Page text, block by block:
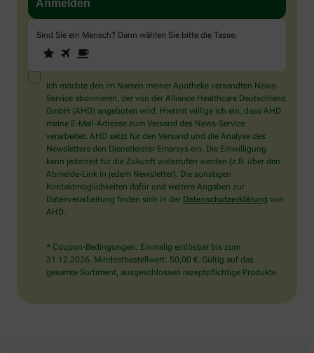
Sind Sie ein Mensch? Dann wählen Sie bitte die Tasse.
Sind
Sie
ein
Mensch?
Dann
wählen
Sie
bitte
die
Tasse.
1 2
Ich möchte den im Namen meiner Apotheke versandten News-
Service abonnieren, der von der Alliance Healthcare Deutschland
GmbH (AHD) angeboten wird. Hiermit willige ich ein, dass AHD
meine E-Mail-Adresse zum Versand des News-Service
verarbeitet. AHD setzt für den Versand und die Analyse des
Newsletters den Dienstleister Emarsys ein. Die Einwilligung
kann jederzeit für die Zukunft widerrufen werden (z.B. über den
Abmelde-Link in jedem Newsletter). Die sonstigen
Kontaktmöglichkeiten dafür und weitere Angaben zur
Datenverarbeitung finden sich in der Datenschutzerklärung von
AHD.
* Coupon-Bedingungen: Einmalig einlösbar bis zum
31.12.2026. Mindestbestellwert: 50,00 €. Gültig auf das
gesamte Sortiment, ausgeschlossen rezeptpflichtige Produkte.